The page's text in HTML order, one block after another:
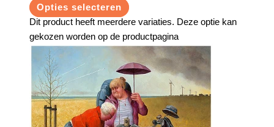
Opties selecteren
Dit product heeft meerdere variaties. Deze optie kan
gekozen worden op de productpagina